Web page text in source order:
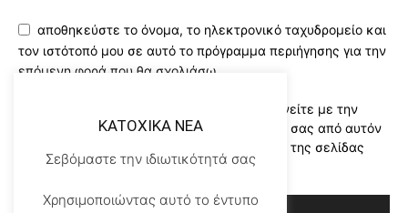
αποθηκεύστε το όνομα, το ηλεκτρονικό ταχυδρομείο και
τον ιστότοπό μου σε αυτό το πρόγραμμα περιήγησης για την
επόμενη φορά που θα σχολιάσω.
Χρησιμοποιώντας αυτό το έντυπο συμφωνείτε με την
αποθήκευση και χειρισμό των δεδομένων σας από αυτόν
τον ιστότοπο..Διαβάστε του ορους χρήσης της σελίδας
μας*
KATOXIKA NEA
Σεβόμαστε την ιδιωτικότητά σας
Χρησιμοποιώντας αυτό το έντυπο